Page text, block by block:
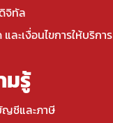
จิทัล
ละเงื่อนไขการให้บริการ
มรู้
ชีและภาษี